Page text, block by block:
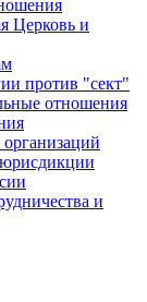
Церковь и
против "сект"
отношения
и